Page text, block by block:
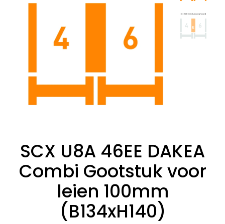
SCX U8A 46EE DAKEA
Combi Gootstuk voor
leien 100mm
(B134xH140)